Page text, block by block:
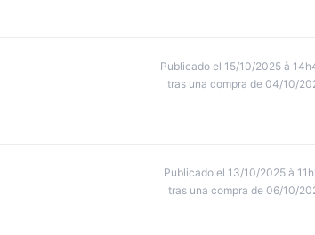
Publicado el 15/10/2025 à
tras una compra de 04/10/
Publicado el 13/10/2025 à
tras una compra de 06/10/